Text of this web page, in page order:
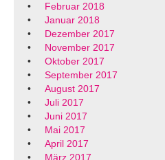
Februar 2018
Januar 2018
Dezember 2017
November 2017
Oktober 2017
September 2017
August 2017
Juli 2017
Juni 2017
Mai 2017
April 2017
März 2017